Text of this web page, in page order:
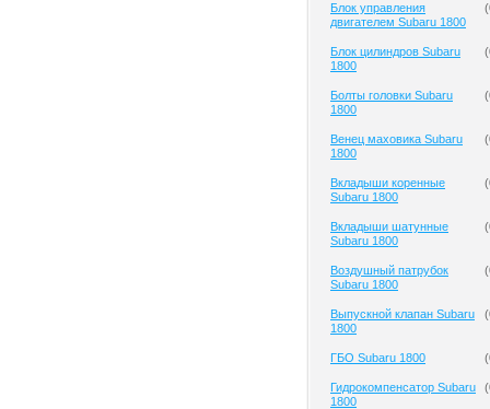
Блок управления
двигателем Subaru 1800
(
Блок цилиндров Subaru
1800
(
Болты головки Subaru
1800
(
Венец маховика Subaru
1800
(
Вкладыши коренные
Subaru 1800
(
Вкладыши шатунные
Subaru 1800
(
Воздушный патрубок
Subaru 1800
(
Выпускной клапан Subaru
1800
(
ГБО Subaru 1800 (
Гидрокомпенсатор Subaru
1800
(